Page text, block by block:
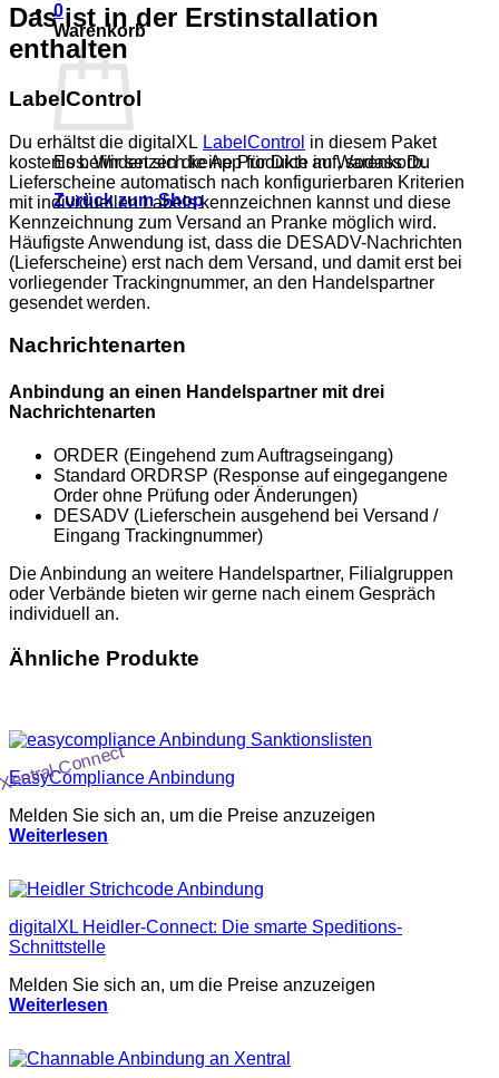
0
Warenkorb
Es befinden sich keine Produkte im Warenkorb.
Zurück zum Shop
Das ist in der Erstinstallation
enthalten
LabelControl
Du erhältst die digitalXL LabelControl in diesem Paket
kostenlos. Wir setzen die App für Dich auf, sodass Du
Lieferscheine automatisch nach konfigurierbaren Kriterien
mit individuellen Labels kennzeichnen kannst und diese
Kennzeichnung zum Versand an Pranke möglich wird.
Häufigste Anwendung ist, dass die DESADV-Nachrichten
(Lieferscheine) erst nach dem Versand, und damit erst bei
vorliegender Trackingnummer, an den Handelspartner
gesendet werden.
Nachrichtenarten
Anbindung an einen Handelspartner mit drei
Nachrichtenarten
ORDER (Eingehend zum Auftragseingang)
Standard ORDRSP (Response auf eingegangene
Order ohne Prüfung oder Änderungen)
DESADV (Lieferschein ausgehend bei Versand /
Eingang Trackingnummer)
Die Anbindung an weitere Handelspartner, Filialgruppen
oder Verbände bieten wir gerne nach einem Gespräch
individuell an.
Ähnliche Produkte
Connect
EasyCompliance Anbindung
Melden Sie sich an, um die Preise anzuzeigen
Weiterlesen
digitalXL Heidler-Connect: Die smarte Speditions-
Schnittstelle
Melden Sie sich an, um die Preise anzuzeigen
Weiterlesen